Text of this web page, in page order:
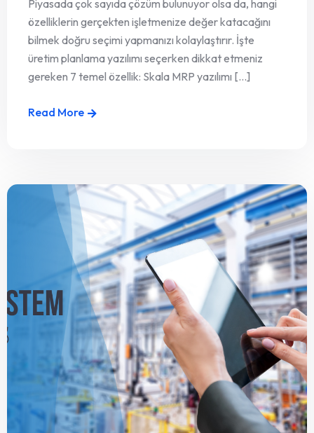
Piyasada çok sayıda çözüm bulunuyor olsa da, hangi
özelliklerin gerçekten işletmenize değer katacağını
bilmek doğru seçimi yapmanızı kolaylaştırır. İşte
üretim planlama yazılımı seçerken dikkat etmeniz
gereken 7 temel özellik: Skala MRP yazılımı [...]
Read More